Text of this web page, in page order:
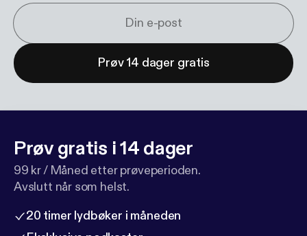
Prøv 14 dager gratis
Prøv gratis i 14 dager
99 kr / Måned etter prøveperioden.
Avslutt når som helst.
20 timer lydbøker i måneden